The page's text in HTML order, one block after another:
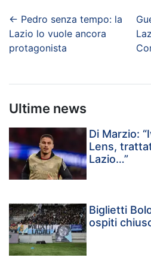
← Pedro senza tempo: la
Lazio lo vuole ancora
protagonista
Ultime news
Di Marzio:
Lens,
Lazio…”
Biglietti
ospiti